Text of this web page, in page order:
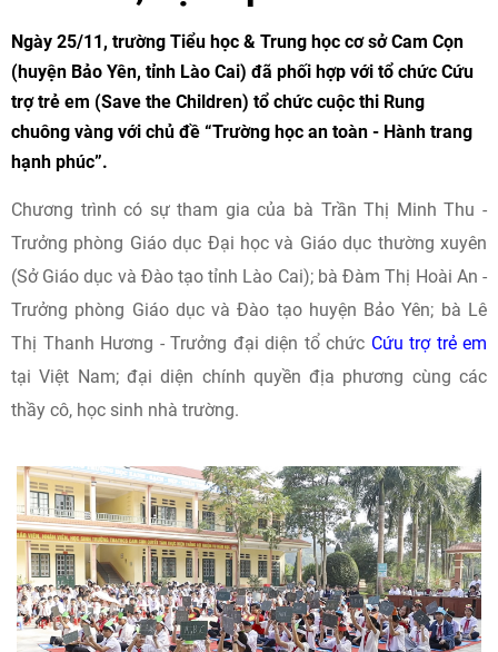
Ngày 25/11, trường Tiểu học & Trung học cơ sở Cam Cọn
(huyện Bảo Yên, tỉnh Lào Cai) đã phối hợp với tổ chức Cứu
trợ trẻ em (Save the Children) tổ chức cuộc thi Rung
chuông vàng với chủ đề “Trường học an toàn - Hành trang
hạnh phúc”.
Chương trình có sự tham gia của bà Trần Thị Minh Thu -
Trưởng phòng Giáo dục Đại học và Giáo dục thường xuyên
(Sở Giáo dục và Đào tạo tỉnh Lào Cai); bà Đàm Thị Hoài An -
Trưởng phòng Giáo dục và Đào tạo huyện Bảo Yên; bà Lê
Thị Thanh Hương - Trưởng đại diện tổ chức Cứu trợ trẻ em
tại Việt Nam; đại diện chính quyền địa phương cùng các
thầy cô, học sinh nhà trường.